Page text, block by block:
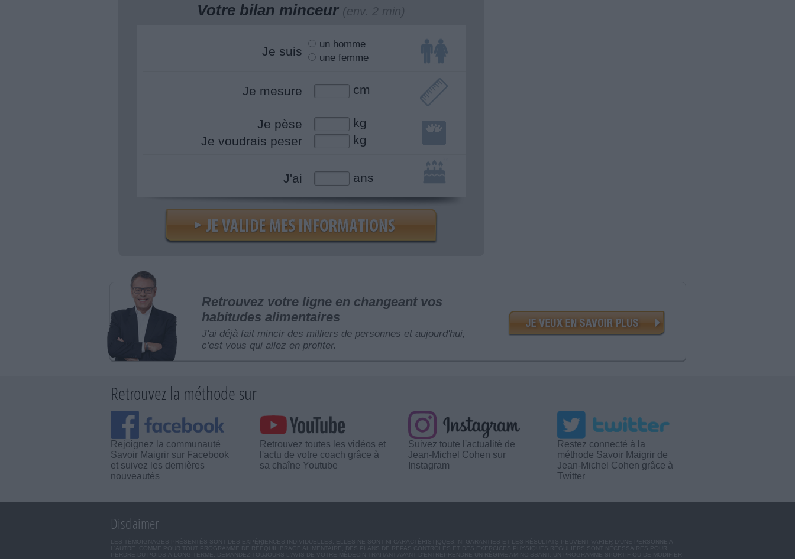
Votre bilan minceur (env. 2 min)
Je suis
un homme
une femme
Je mesure cm
Je pèse
kg
Je voudrais peser
kg
J'ai ans
Retrouvez votre ligne en changeant vos
habitudes alimentaires
J'ai déjà fait mincir des milliers de personnes et aujourd'hui,
c'est vous qui allez en profiter.
Retrouvez la méthode sur
Rejoignez la communauté
Savoir Maigrir sur Facebook
et suivez les dernières
nouveautés
Retrouvez toutes les vidéos et
l'actu de votre coach grâce à
sa chaîne Youtube
Suivez toute l'actualité de
Jean-Michel Cohen sur
Instagram
Restez connecté à la
méthode Savoir Maigrir de
Jean-Michel Cohen grâce à
Twitter
Disclaimer
LES TÉMOIGNAGES PRÉSENTÉS SONT DES EXPÉRIENCES INDIVIDUELLES. ELLES NE SONT NI CARACTÉRISTIQUES, NI GARANTIES ET LES RÉSULTATS PEUVENT VARIER D'UNE PERSONNE A
L'AUTRE. COMME POUR TOUT PROGRAMME DE RÉÉQUILIBRAGE ALIMENTAIRE, DES PLANS DE REPAS CONTRÔLÉS ET DES EXERCICES PHYSIQUES RÉGULIERS SONT NÉCESSAIRES POUR
PERDRE DU POIDS À LONG TERME. DEMANDEZ TOUJOURS L'AVIS DE VOTRE MÉDECIN TRAITANT AVANT D'ENTREPRENDRE UN RÉGIME AMINCISSANT, UN PROGRAMME SPORTIF OU DE MODIFIER